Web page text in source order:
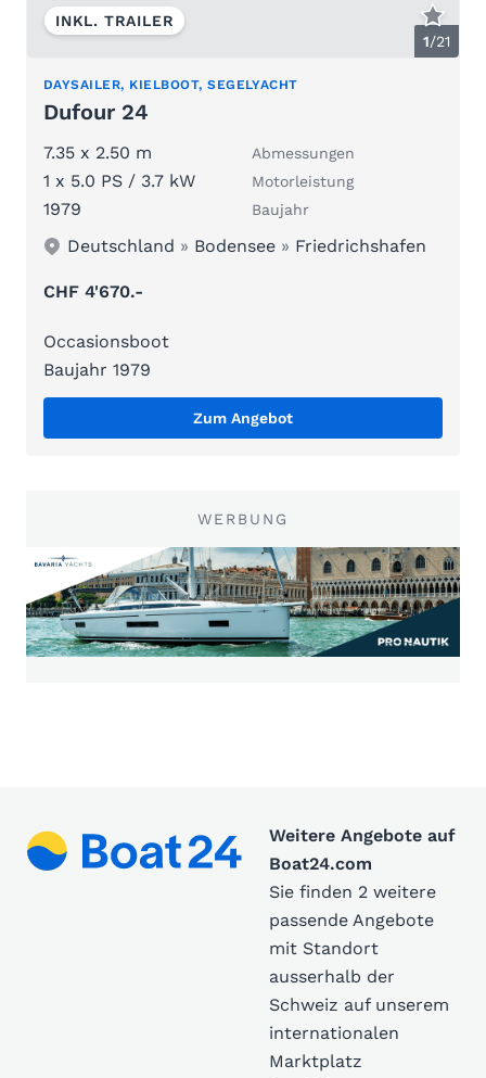
1/21
INKL. TRAILER
DAYSAILER, KIELBOOT, SEGELYACHT
Dufour 24
7.35 x 2.50 m Abmessungen
1 x 5.0 PS / 3.7 kW Motorleistung
1979 Baujahr
Deutschland » Bodensee » Friedrichshafen
CHF 4'670.-
Occasionsboot
Baujahr 1979
Zum Angebot
WERBUNG
Weitere Angebote auf
Boat24.com
Sie finden 2 weitere
passende Angebote
mit Standort
ausserhalb der
Schweiz auf unserem
internationalen
Marktplatz